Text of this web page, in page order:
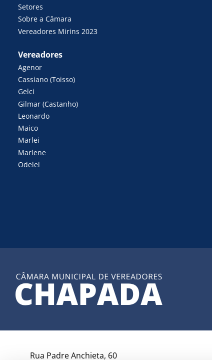
Setores
Sobre a Câmara
Vereadores Mirins 2023
Vereadores
Agenor
Cassiano (Toisso)
Gelci
Gilmar (Castanho)
Leonardo
Maico
Marlei
Marlene
Odelei
Rua Padre Anchieta, 60